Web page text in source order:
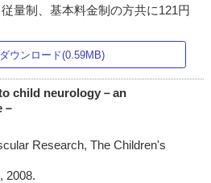
量制、基本料金制の方共に121円
ウンロード(0.59MB)
child neurology－an
Research, The Children's
2008.